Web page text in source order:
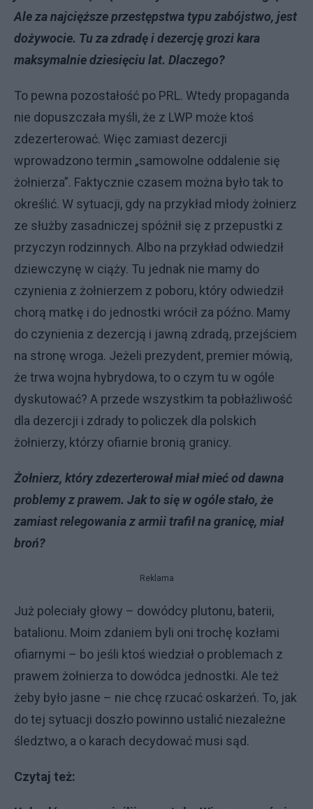
Ale za najcięższe przestępstwa typu zabójstwo, jest
dożywocie. Tu za zdradę i dezercję grozi kara
maksymalnie dziesięciu lat. Dlaczego?
To pewna pozostałość po PRL. Wtedy propaganda
nie dopuszczała myśli, że z LWP może ktoś
zdezerterować. Więc zamiast dezercji
wprowadzono termin „samowolne oddalenie się
żołnierza”. Faktycznie czasem można było tak to
określić. W sytuacji, gdy na przykład młody żołnierz
ze służby zasadniczej spóźnił się z przepustki z
przyczyn rodzinnych. Albo na przykład odwiedził
dziewczynę w ciąży. Tu jednak nie mamy do
czynienia z żołnierzem z poboru, który odwiedził
chorą matkę i do jednostki wrócił za późno. Mamy
do czynienia z dezercją i jawną zdradą, przejściem
na stronę wroga. Jeżeli prezydent, premier mówią,
że trwa wojna hybrydowa, to o czym tu w ogóle
dyskutować? A przede wszystkim ta pobłażliwość
dla dezercji i zdrady to policzek dla polskich
żołnierzy, którzy ofiarnie bronią granicy.
Żołnierz, który zdezerterował miał mieć od dawna
problemy z prawem. Jak to się w ogóle stało, że
zamiast relegowania z armii trafił na granicę, miał
broń?
Reklama
Już poleciały głowy – dowódcy plutonu, baterii,
batalionu. Moim zdaniem byli oni trochę kozłami
ofiarnymi – bo jeśli ktoś wiedział o problemach z
prawem żołnierza to dowódca jednostki. Ale też
żeby było jasne – nie chcę rzucać oskarżeń. To, jak
do tej sytuacji doszło powinno ustalić niezależne
śledztwo, a o karach decydować musi sąd.
Czytaj też: